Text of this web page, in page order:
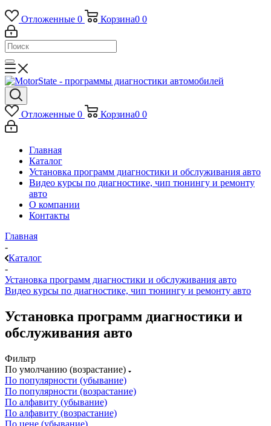
Отложенные 0 Корзина0 0
Отложенные 0 Корзина0 0
Главная
Каталог
Установка программ диагностики и обслуживания авто
Видео курсы по диагностике, чип тюнингу и ремонту
авто
О компании
Контакты
Главная
-
Каталог
-
Установка программ диагностики и обслуживания авто
Видео курсы по диагностике, чип тюнингу и ремонту авто
Установка программ диагностики и
обслуживания авто
Фильтр
По умолчанию (возрастание)
По популярности (убывание)
По популярности (возрастание)
По алфавиту (убывание)
По алфавиту (возрастание)
По цене (убывание)